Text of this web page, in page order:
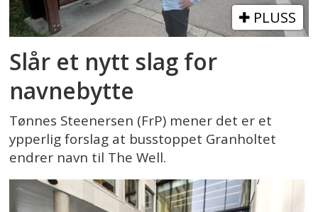
PLUSS
Slår et nytt slag for
navnebytte
Tønnes Steenersen (FrP) mener det er et
ypperlig forslag at busstoppet Granholtet
endrer navn til The Well.